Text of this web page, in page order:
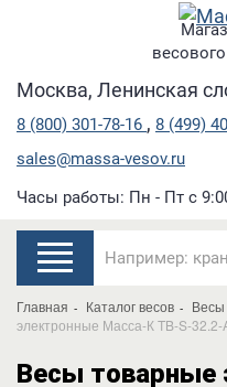
Москва, Ленинская
8 (800) 301-78-16 , 8 (499)
sales@massa-vesov.ru
Часы работы: Пн - Пт с
Главная Каталог весов Весы
электронные Масса-К TB-S-32.2-
Весы товарные